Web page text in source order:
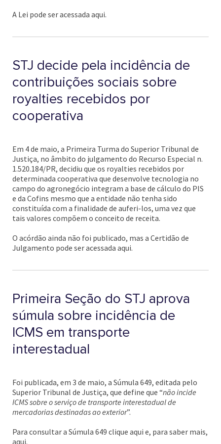
A Lei pode ser acessada aqui.
STJ decide pela incidência de
contribuições sociais sobre
royalties recebidos por
cooperativa
Em 4 de maio, a Primeira Turma do Superior Tribunal de
Justiça, no âmbito do julgamento do Recurso Especial n.
1.520.184/PR, decidiu que os royalties recebidos por
determinada cooperativa que desenvolve tecnologia no
campo do agronegócio integram a base de cálculo do PIS
e da Cofins mesmo que a entidade não tenha sido
constituída com a finalidade de auferi-los, uma vez que
tais valores compõem o conceito de receita.
O acórdão ainda não foi publicado, mas a Certidão de
Julgamento pode ser acessada aqui.
Primeira Seção do STJ aprova
súmula sobre incidência de
ICMS em transporte
interestadual
Foi publicada, em 3 de maio, a Súmula 649, editada pelo
Superior Tribunal de Justiça, que define que “não incide
ICMS sobre o serviço de transporte interestadual de
mercadorias destinadas ao exterior”.
Para consultar a Súmula 649 clique aqui e, para saber mais,
aqui.